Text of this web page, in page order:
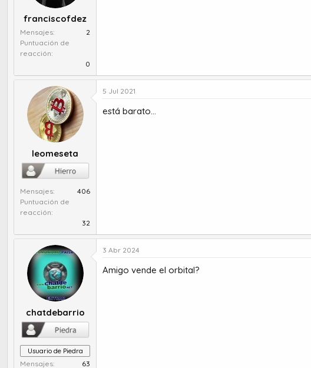
franciscofdez
Mensajes
2
Puntuación de
reacción
0
leomeseta
Mensajes
406
Puntuación de
reacción
32
5 Jul 2021
está barato...
chatdebarrio
Usuario de Piedra
Mensajes
63
3 Abr 2024
Amigo vende el orbital?